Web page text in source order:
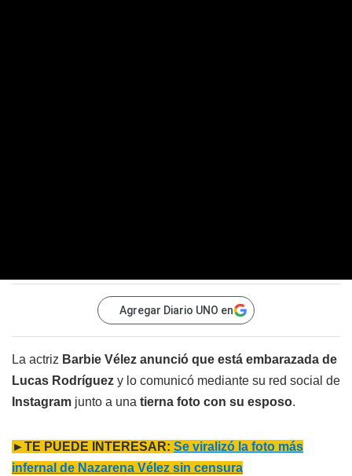
Agregar Diario UNO en
La actriz Barbie Vélez anunció que está embarazada de
Lucas Rodríguez y lo comunicó mediante su red social de
Instagram junto a una tierna foto con su esposo.
►TE PUEDE INTERESAR: Se viralizó la foto más
infernal de Nazarena Vélez sin censura